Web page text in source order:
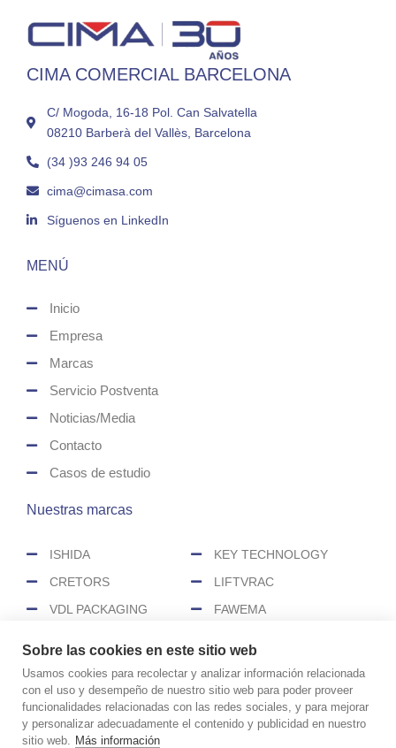
CIMA COMERCIAL BARCELONA
C/ Mogoda, 16-18 Pol. Can Salvatella
08210 Barberà del Vallès, Barcelona
(34 )93 246 94 05
cima@cimasa.com
Síguenos en LinkedIn
MENÚ
Inicio
Empresa
Marcas
Servicio Postventa
Noticias/Media
Contacto
Casos de estudio
Nuestras marcas
ISHIDA
CRETORS
VDL PACKAGING
KEY TECHNOLOGY
LIFTVRAC
FAWEMA
COPYRIGHT © 2026 CIMASA
Aviso legal
Sobre las cookies en este sitio web
Usamos cookies para recolectar y analizar información relacionada
con el uso y desempeño de nuestro sitio web para poder proveer
funcionalidades relacionadas con las redes sociales, y para mejorar
y personalizar adecuadamente el contenido y publicidad en nuestro
sitio web. Más información